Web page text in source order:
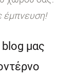
έμπνευση!
blog μας